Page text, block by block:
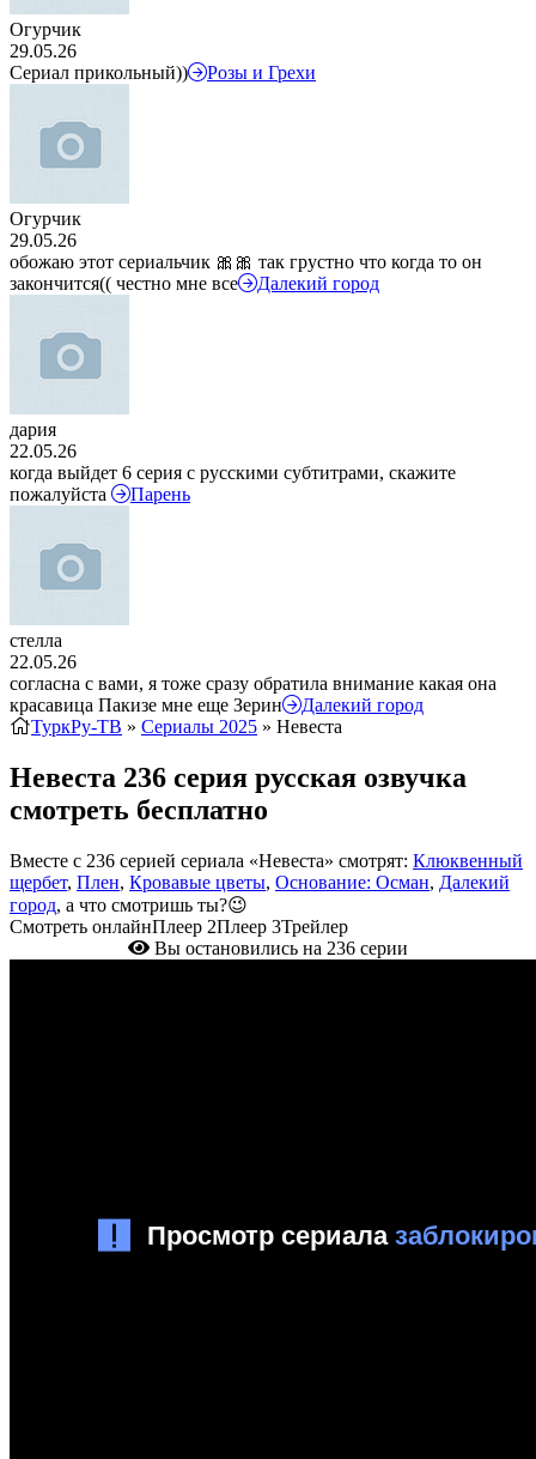
Огурчик
29.05.26
Сериал прикольный))
Розы и Грехи
Огурчик
29.05.26
обожаю этот сериальчик 🎀🎀 так грустно что когда то он
закончится(( честно мне все
Далекий город
дария
22.05.26
когда выйдет 6 серия с русскими субтитрами, скажите
пожалуйста
Парень
стелла
22.05.26
согласна с вами, я тоже сразу обратила внимание какая она
красавица Пакизе мне еще Зерин
Далекий город
ТуркРу-ТВ » Сериалы 2025 » Невеста
Невеста 236 серия русская озвучка
смотреть бесплатно
Вместе с 236 серией сериала «Невеста» смотрят: Клюквенный
щербет, Плен, Кровавые цветы, Основание: Осман, Далекий
город, а что смотришь ты?😉
Смотреть онлайнПлеер 2Плеер 3Трейлер
Вы остановились на 236 серии